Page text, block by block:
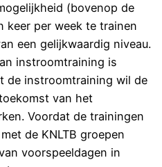
(bovenop de
keer per week te trainen
een gelijkwaardig niveau.
instroomtraining is
de instroomtraining wil de
van het
Voordat de trainingen
de KNLTB groepen
voorspeeldagen in